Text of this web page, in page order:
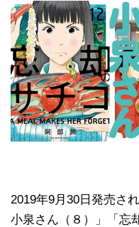
2019年9月30日発売さ
小泉さん（８）」「忘